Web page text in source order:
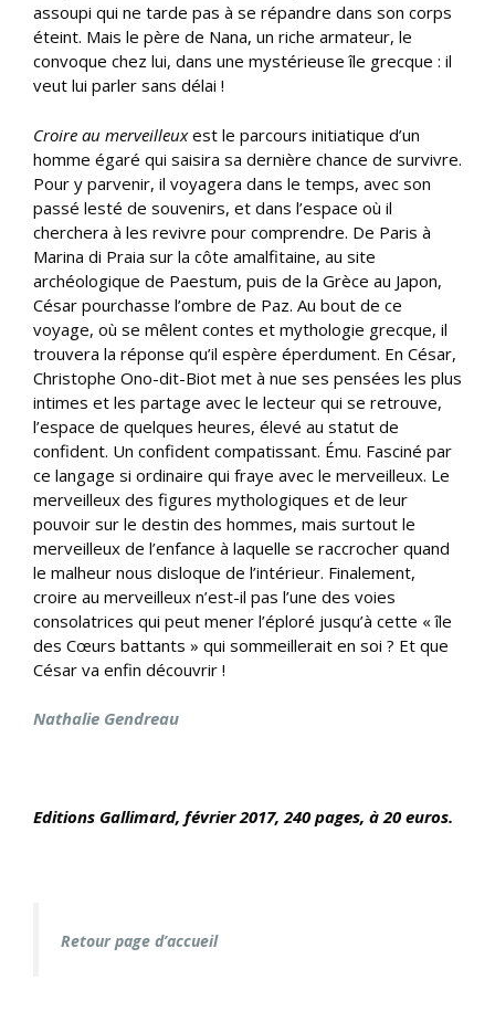
assoupi qui ne tarde pas à se répandre dans son corps
éteint. Mais le père de Nana, un riche armateur, le
convoque chez lui, dans une mystérieuse île grecque : il
veut lui parler sans délai !
Croire au merveilleuxest le parcours initiatique d’un
homme égaré qui saisira sa dernière chance de survivre.
Pour y parvenir, il voyagera dans le temps, avec son
passé lesté de souvenirs, et dans l’espace où il
cherchera à les revivre pour comprendre. De Paris à
Marina di Praia sur la côte amalfitaine, au site
archéologique de Paestum, puis de la Grèce au Japon,
César pourchasse l’ombre de Paz. Au bout de ce
voyage, où se mêlent contes et mythologie grecque, il
trouvera la réponse qu’il espère éperdument. En César,
Christophe Ono-dit-Biot met à nue ses pensées les plus
intimes et les partage avec le lecteur qui se retrouve,
l’espace de quelques heures, élevé au statut de
confident. Un confident compatissant. Ému. Fasciné par
ce langage si ordinaire qui fraye avec le merveilleux. Le
merveilleux des figures mythologiques et de leur
pouvoir sur le destin des hommes, mais surtout le
merveilleux de l’enfance à laquelle se raccrocher quand
le malheur nous disloque de l’intérieur. Finalement,
croire au merveilleux n’est-il pas l’une des voies
consolatrices qui peut mener l’éploré jusqu’à cette « île
des Cœurs battants » qui sommeillerait en soi ? Et que
César va enfin découvrir !
Nathalie Gendreau
Editions Gallimard, février2017, 240 pages, à 20 euros.
Retour page d’accueil